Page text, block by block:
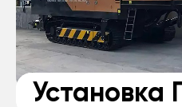
Установка